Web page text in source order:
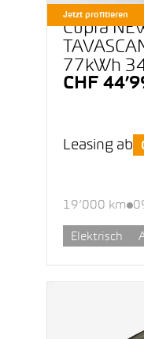
Jetzt profitieren
Cupra
77kWh
(netto)
CHF
Leasing ab
19’000 km
Elektrisch